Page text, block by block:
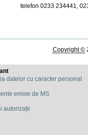
telefon 0233 234441,
Copyright ©
datelor cu caracter personal
emise de MS
autorizații